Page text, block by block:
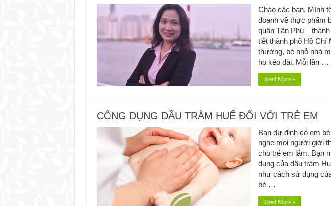
Chào các bạn. Mình
doanh về thực phẩm
quân Tân Phú –
tiết thành phố Hồ Chí
thường, bé nhỏ nhà
ho kéo dài. Mỗi lần …
Read More »
CÔNG DỤNG DẦU TRÀM HUẾ ĐỐI VỚI TRẺ EM
Bạn dự định có em
nghe mọi người giới
cho trẻ em lắm. Bạn
dụng của dầu tràm
như cách sử dụng
bé …
Read More »